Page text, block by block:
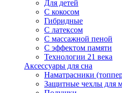
Для детей
C кокосом
Гибридные
С латексом
С массажной пеной
С эффектом памяти
Технологии 21 века
Аксессуары для сна
Наматрасники
Защитные чехлы для